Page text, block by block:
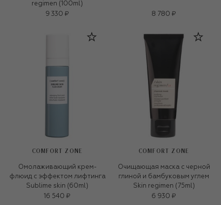
regimen (100ml)
9 330 ₽
8 780 ₽
COMFORT ZONE
Омолаживающий крем-
флюид с эффектом лифтинга
Sublime skin (60ml)
16 540 ₽
COMFORT ZONE
Очищающая маска с черной
глиной и бамбуковым углем
Skin regimen (75ml)
6 930 ₽